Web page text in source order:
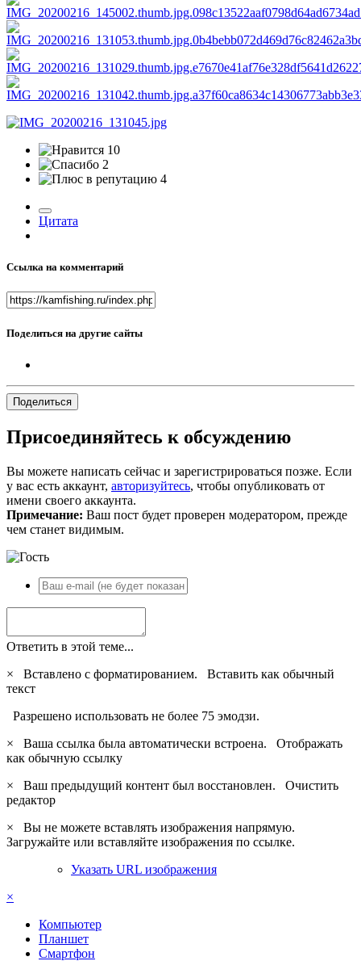
10
2
4
Цитата
Ссылка на комментарий
Поделиться на другие сайты
Поделиться
Присоединяйтесь к обсуждению
Вы можете написать сейчас и зарегистрироваться позже. Если
у вас есть аккаунт, авторизуйтесь, чтобы опубликовать от
имени своего аккаунта.
Примечание: Ваш пост будет проверен модератором, прежде
чем станет видимым.
Ответить в этой теме...
×
Вставлено с форматированием. Вставить как обычный
текст
Разрешено использовать не более 75 эмодзи.
×
Ваша ссылка была автоматически встроена. Отображать
как обычную ссылку
×
Ваш предыдущий контент был восстановлен. Очистить
редактор
×
Вы не можете вставлять изображения напрямую.
Загружайте или вставляйте изображения по ссылке.
Указать URL изображения
×
Компьютер
Планшет
Смартфон